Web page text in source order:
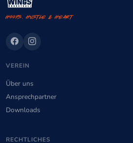
Hoops. Hustle & Heart
VEREIN
Über uns
Ansprechpartner
Downloads
RECHTLICHES